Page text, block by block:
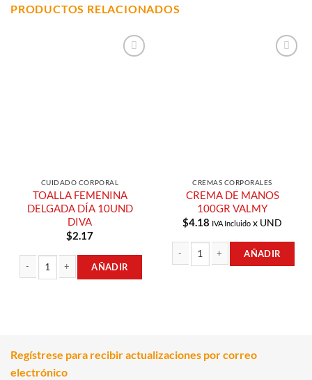
PRODUCTOS RELACIONADOS
CUIDADO CORPORAL
TOALLA FEMENINA
DELGADA DÍA 10UND
DIVA
$2.17
AÑADIR
CREMAS CORPORALES
CREMA DE MANOS
100GR VALMY
$4.18 IVA Incluido x UND
AÑADIR
Regístrese para recibir actualizaciones por correo
electrónico